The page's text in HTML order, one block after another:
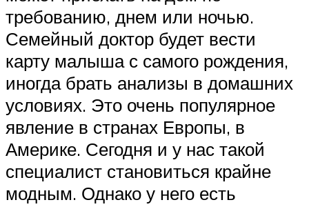
требованию, днем или ночью.
Семейный доктор будет вести
карту малыша с самого рождения,
иногда брать анализы в домашних
условиях. Это очень популярное
явление в странах Европы, в
Америке. Сегодня и у нас такой
специалист становиться крайне
модным. Однако у него есть